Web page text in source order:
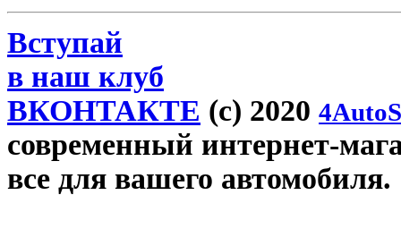
Вступай
в наш клуб
ВКОНТАКТЕ (c) 2020
современный интернет-
все для вашего автомобиля.